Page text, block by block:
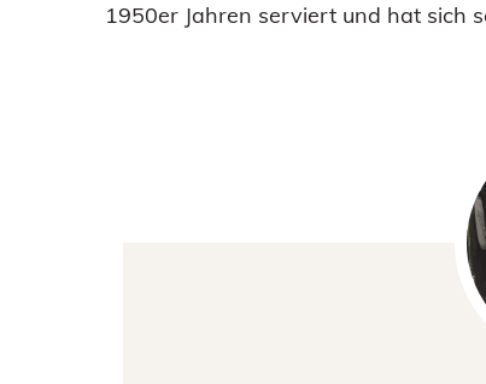
1950er Jahren serviert und hat sich